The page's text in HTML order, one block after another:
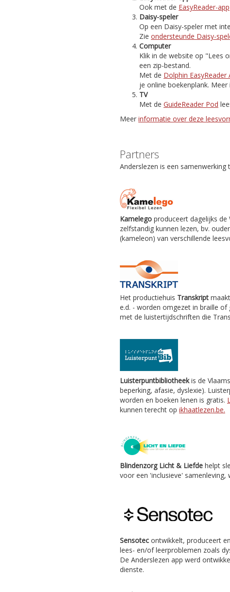
Ook met de EasyReader-app
Daisy-speler
Op een Daisy-speler met
Zie ondersteunde Daisy-
Computer
Klik in de website op "Lees
een zip-bestand.
Met de Dolphin
je online boekenplank.
TV
Met de GuideReader Pod
Meer informatie over deze
Partners
Anderslezen is een
Kamelego produceert dagelijks
zelfstandig kunnen lezen, bv.
(kameleon) van verschillende
Het productiehuis Transkript
e.d. - worden omgezet in braille
met de luistertijdschriften die
Luisterpuntbibliotheekis de
beperking, afasie, dyslexie).
worden en boeken lenen is gratis.
kunnen terecht op ikhaatlezen.be.
Blindenzorg Licht & Liefde helpt
voor een 'inclusieve'
Sensotec ontwikkelt, produceert
lees- en/of leerproblemen zoals
De Anderslezen app werd
dienste.